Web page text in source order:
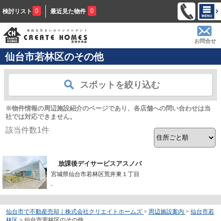
検討リスト 0 最近見た物件 0
お問合せ
仙台市若林区のその他
スポットを絞り込む
※物件情報の周辺施設紹介のページであり、各店舗への問い合わせは当
社では対応できません。
該当件数1件
放課後デイサービスアスノバ
宮城県仙台市若林区荒井東１丁目
-
仙台市で不動産売却｜株式会社クリエイトホームズ > 周辺施設案内 > 仙台市若